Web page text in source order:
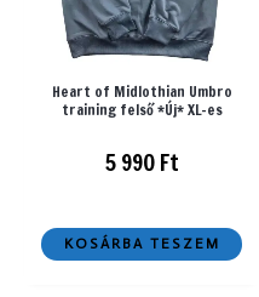
Heart of Midlothian Umbro
training felső *Új* XL-es
5 990Ft
KOSÁRBA TESZEM